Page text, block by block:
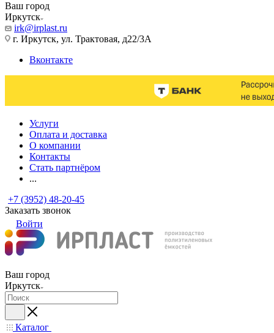
Ваш город
Иркутск
irk@irplast.ru
г. Иркутск, ул. Трактовая, д22/3А
Вконтакте
Услуги
Оплата и доставка
О компании
Контакты
Стать партнёром
...
+7 (3952) 48-20-45
Заказать звонок
Войти
Ваш город
Иркутск
Каталог